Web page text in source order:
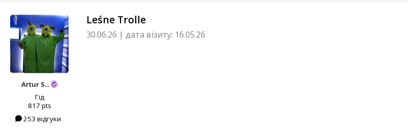
Artur S...
Гід
817 pts
253 відгуки
Leśne Trolle
30.06.26 | дата візиту: 16.05.26